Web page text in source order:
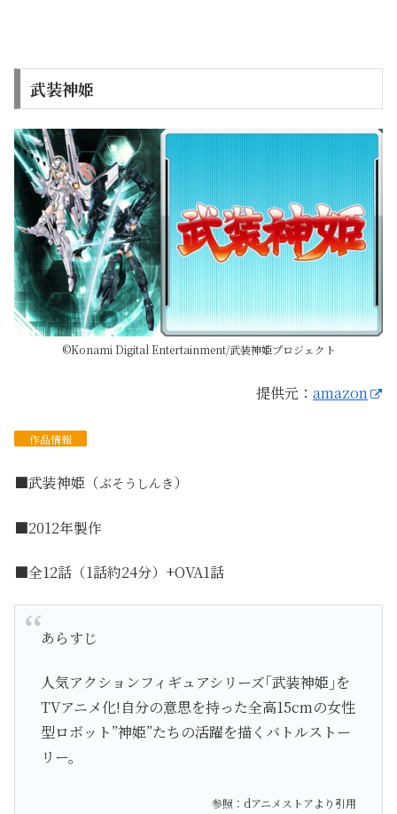
武装神姫
©Konami Digital Entertainment/武装神姫プロジェクト
提供元： amazon
作品情報
■武装神姫（ぶそうしんき）
■2012年製作
■全12話（1話約24分）+OVA1話
あらすじ
人気アクションフィギュアシリーズ｢武装神姫｣を
TVアニメ化!自分の意思を持った全高15cmの女性
型ロボット”神姫”たちの活躍を描くバトルストー
リー。
参照：dアニメストアより引用